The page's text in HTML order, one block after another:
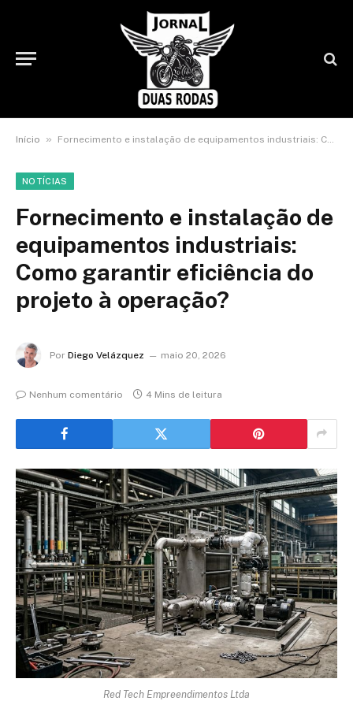
Início » Fornecimento e instalação de equipamentos industriais: Como garantir eficiência do projeto à operação?
NOTÍCIAS
Fornecimento e instalação de
equipamentos industriais:
Como garantir eficiência do
projeto à operação?
Por Diego Velázquez maio 20, 2026
Nenhum comentário 4 Mins de leitura
Red Tech Empreendimentos Ltda